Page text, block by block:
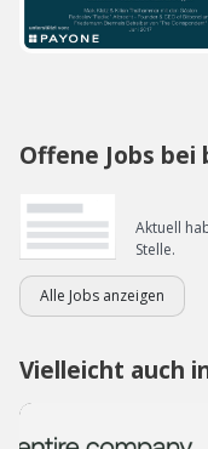
Offene Jobs bei
Aktuell
Stelle.
Alle Jobs anzeigen
Vielleicht auch